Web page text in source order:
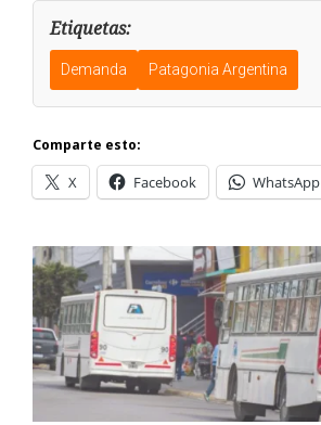
Etiquetas:
Demanda Patagonia Argentina
Comparte esto:
X Facebook WhatsApp